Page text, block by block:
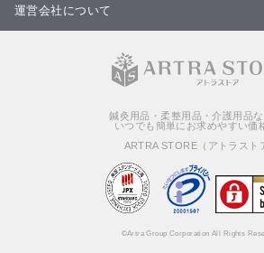
当サイトについて
ご利用規約
ご利用ガイド
Ｑ＆Ａ
商品のご提案について
運営会社について
特定商取引法に基づく表記
個人情報の取扱いについて
鍼灸用品・柔整用品・介護用品な
いつでも簡単にお求めやすい価
ARTRA STORE（アトラスト
©Artra Group Corporation All Rights